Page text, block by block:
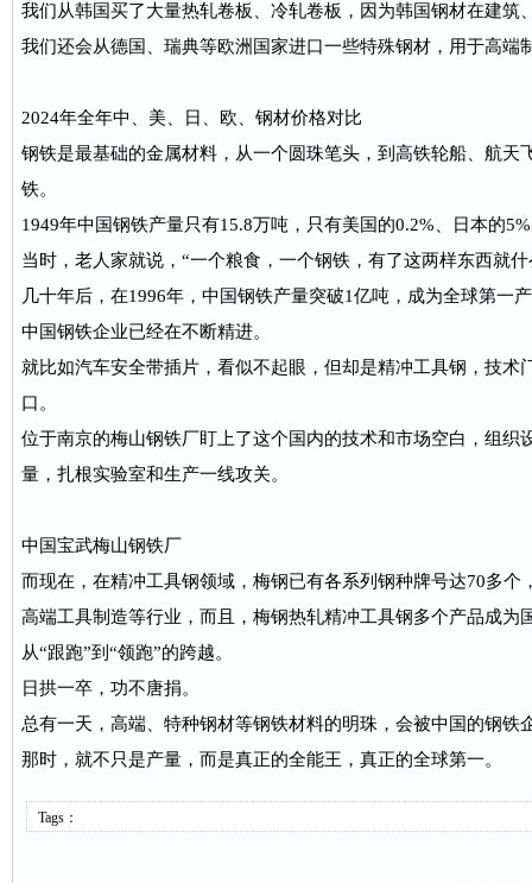
我们从韩国买了大量热轧卷板、冷轧卷板，因为韩国钢材在建筑
我们还会从德国、瑞典等欧洲国家进口一些特殊钢材，用于高端
2024年全年中、美、日、欧、钢材价格对比
钢铁是最基础的金属材料，从一个圆珠笔头，到高铁轮船、航天
铁。
1949年中国钢铁产量只有15.8万吨，只有美国的0.2%、日本的
当时，老人家就说，“一个粮食，一个钢铁，有了这两样东西就
几十年后，在1996年，中国钢铁产量突破1亿吨，成为全球第一
中国钢铁企业已经在不断精进。
就比如汽车安全带插片，看似不起眼，但却是精冲工具钢，技术
口。
位于南京的梅山钢铁厂盯上了这个国内的技术和市场空白，组织
量，扎根实验室和生产一线攻关。
中国宝武梅山钢铁厂
而现在，在精冲工具钢领域，梅钢已有各系列钢种牌号达70多个
高端工具制造等行业，而且，梅钢热轧精冲工具钢多个产品成为
从“跟跑”到“领跑”的跨越。
日拱一卒，功不唐捐。
总有一天，高端、特种钢材等钢铁材料的明珠，会被中国的钢铁
那时，就不只是产量，而是真正的全能王，真正的全球第一。
Tags：